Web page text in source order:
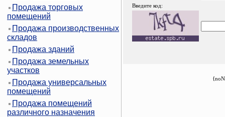
Продажа торговых
помещений
Продажа производственных
складов
Продажа зданий
Продажа земельных
участков
Продажа универсальных
помещений
Продажа помещений
различного назначения
Введите код: